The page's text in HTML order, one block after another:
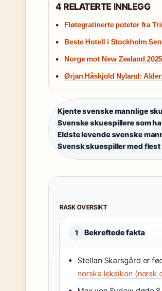
4 RELATERTE INNLEGG
Fløtegratinerte poteter fra
Beste Hotell i Stockholm
Norge mot New Zealand
Ørjan Håskjold Nyland:
Kjente svenske mannlige
Svenske skuespillere som
Eldste levende svenske
Svensk skuespiller med
RASK OVERSIKT
1 Bekreftede fakta
Stellan Skarsgård er
norske leksikon (norsk